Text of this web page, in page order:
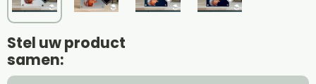
Stel uw product
samen: